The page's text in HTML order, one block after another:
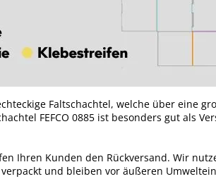
Faltschachtel, welche über eine
FEFCO 0885 ist besonders gut als
Ihren Kunden den Rückversand. Wir
und bleiben vor äußeren